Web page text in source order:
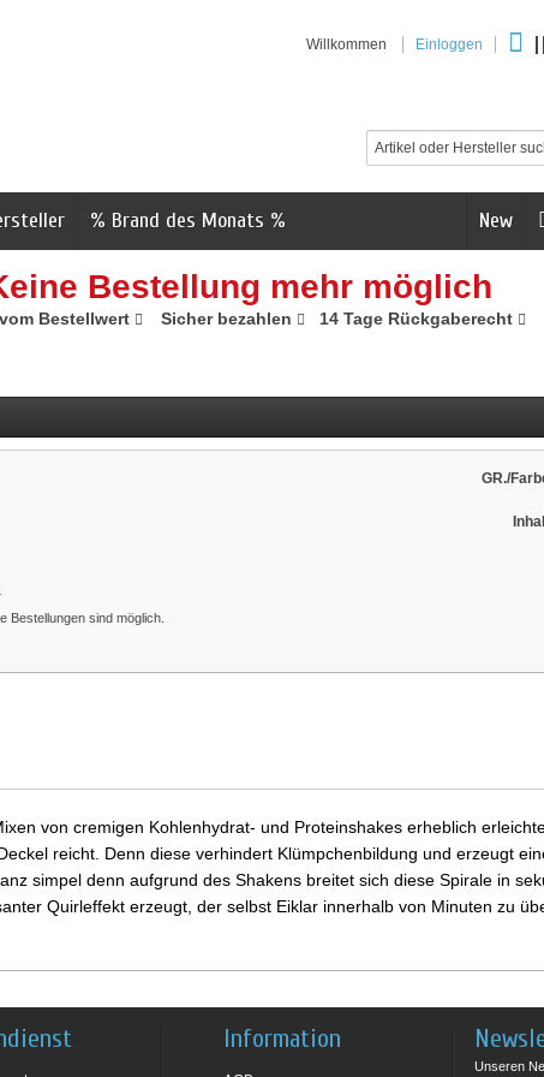
Willkommen Einloggen
New
% Brand des Monats %
Bestellung mehr möglich
Bestellwert Sicher bezahlen 14 Tage Rückgaberecht
GR./
Bestellungen sind möglich.
von cremigen Kohlenhydrat- und Proteinshakes erheblich
reicht. Denn diese verhindert Klümpchenbildung und erzeugt
simpel denn aufgrund des Shakens breitet sich diese Spirale in
Quirleffekt erzeugt, der selbst Eiklar innerhalb von Minuten zu
Information
Unseren